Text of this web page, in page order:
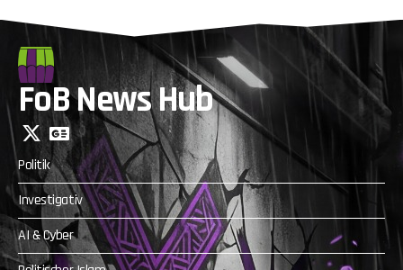
FoB News Hub
Politik
Investigativ
AI & Cyber